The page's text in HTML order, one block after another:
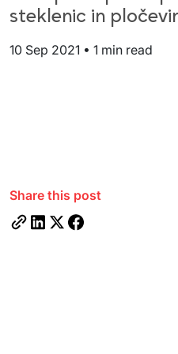
steklenic in
10 Sep 2021 • 1 min read
Share this post